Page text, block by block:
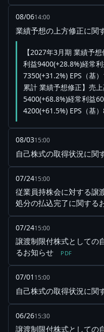
08/0614:00
業績予想の上方修正に関
【2027年3月期 業績予
利益9400(+28.8%)経常
7350(+31.2%) EPS（基
累計 業績予想修正】売
5400(+68.8%)経常利益
4200(+61.5%) EPS（基
08/0315:00
自己株式の取得状況に関
07/2415:00
従業員持株会に対する譲
処分の払込完了に関する
07/2415:00
譲渡制限付株式としての
るお知らせ
PDF
07/01 15:00
自己株式の取得状況に関
06/2615:30
譲渡制限付株式としての